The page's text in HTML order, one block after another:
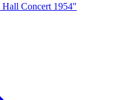
Concert 1954"